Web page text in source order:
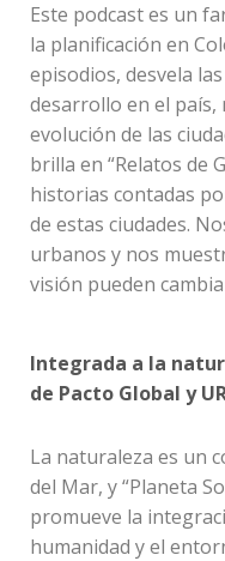
Este podcast es un
la planificación en
episodios, desvela
desarrollo en el país,
evolución de las
brilla en “Relatos de
historias contadas
de estas ciudades.
urbanos y nos
visión pueden
Integrada a la
de Pacto Global y
La naturaleza es un
del Mar, y “Planeta
promueve la
humanidad y el